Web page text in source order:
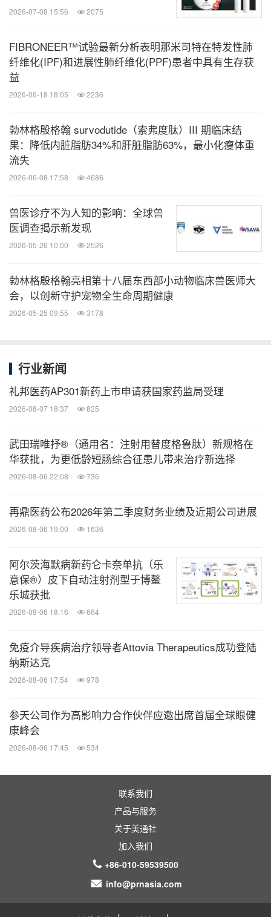
2026-07-08 15:56 2075
FIBRONEER™试验最新分析表明那米司特在特发性肺
纤维化(IPF)和进展性肺纤维化(PPF)患者中具有生存获
益
2026-06-18 18:05 2236
勃林格殷格翰 survodutide（索弗度肽）III 期临床结
果：降低内脏脂肪34%和肝脏脂肪63%，最小化瘦体重
流失
2026-06-08 17:58 4686
兽医诊疗不为人知的影响：全球兽
医调查揭示新发现
2026-05-26 10:00 2526
勃林格殷格翰亮相第十八届东西部小动物临床兽医师大
会，以创新守护宠物全生命周期健康
2026-05-25 09:55 3178
行业新闻
礼邦医药AP301新药上市申请获国家药监局受理
2026-08-07 18:37 825
武田瑞唯抒®（通用名：注射用替度格鲁肽）新规格在
华获批，为更低龄短肠综合征患儿带来治疗新选择
2026-08-06 22:08 736
再鼎医药公布2026年第二季度财务业绩及近期公司进展
2026-08-06 19:00 1636
阿尔茨海默病新药仑卡奈单抗（乐
意保®）皮下自动注射剂型于博鳌
乐城获批
2026-08-06 18:16 664
免疫介导疾病治疗领导者Attovia Therapeutics成功登陆
纳斯达克
2026-08-06 17:54 978
参天公司作为高影响力合作伙伴应邀出席首届全球眼健
康峰会
2026-08-06 17:45 534
联系我们
产品与服务
关于美通社
加入我们
+86-010-59539500
info@prnasia.com